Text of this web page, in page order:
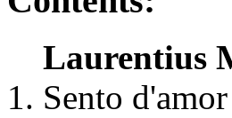
Laurentius
Sento